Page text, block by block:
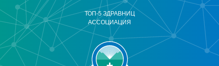
ТОП-5 ЗДРАВНИЦ
АССОЦИАЦИЯ